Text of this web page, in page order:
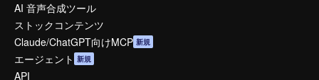
AI 音声合成ツール
ストックコンテンツ
Claude/ChatGPT向けMCP 新規
エージェント 新規
API